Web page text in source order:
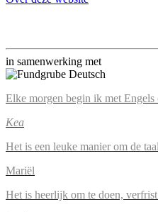
in samenwerking met
Elke morgen begin ik met
Kea
Het is een leuke manier om de
Mariël
Het is heerlijk om te doen,